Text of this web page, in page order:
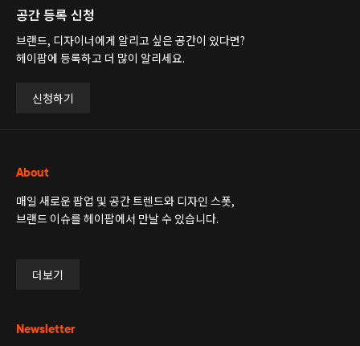
공간 등록 신청
브랜드, 디자이너에게 알리고 싶은 공간이 있다면?
헤이팝에 등록하고 더 많이 알리세요.
신청하기
About
매일 새로운 팝업 및 공간 트렌드와 디자인 스폿,
브랜드 이슈를 헤이팝에서 만날 수 있습니다.
더보기
Newsletter